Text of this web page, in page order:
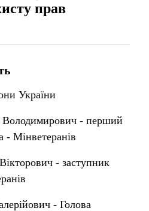
прав
України
- перший
- Мінветеранів
- заступник
- Голова